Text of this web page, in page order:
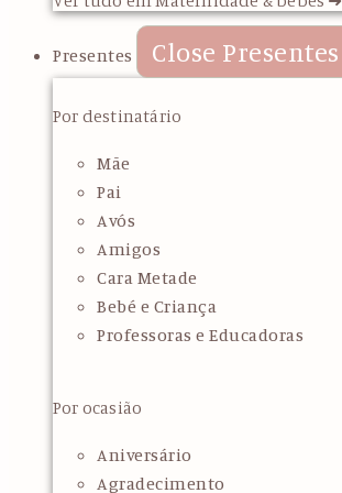
Presentes Close Presentes
Por destinatário
Mãe
Pai
Avós
Amigos
Cara Metade
Bebé e Criança
Professoras e Educadoras
Por ocasião
Aniversário
Agradecimento